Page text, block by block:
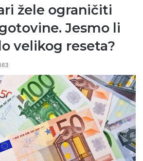
žele ograničiti
Jesmo li
velikog reseta?